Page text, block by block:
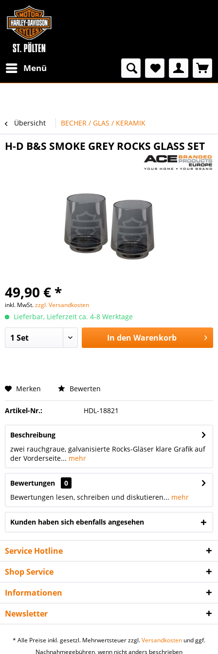
Menü
Übersicht BECHER / GLAS / KERAMIK
H-D B&S SMOKE GREY ROCKS GLASS SET
49,90 € *
inkl. MwSt.zzgl. Versandkosten
Lieferbar, Lieferzeit ca. 4-8 Werktage
In den Warenkorb
Merken Bewerten
Artikel-Nr.: HDL-18821
Beschreibung
zwei rauchgraue, galvanisierte Rocks-Gläser klare Grafik auf
der Vorderseite... mehr
Bewertungen
0
Bewertungen lesen, schreiben und diskutieren... mehr
Kunden haben sich ebenfalls angesehen
Service Hotline
Shop Service
Informationen
Newsletter
* Alle Preise inkl. gesetzl. Mehrwertsteuer zzgl.Versandkosten und ggf.
Nachnahmegebühren, wenn nicht anders beschrieben